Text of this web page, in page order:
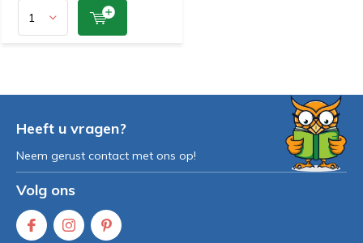
Heeft u vragen?
Neem gerust contact met ons op!
Volg ons